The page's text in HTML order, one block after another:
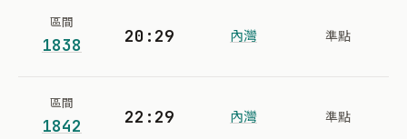
區間
1838 20:29 內灣 準點
區間
1842 22:29 內灣 準點